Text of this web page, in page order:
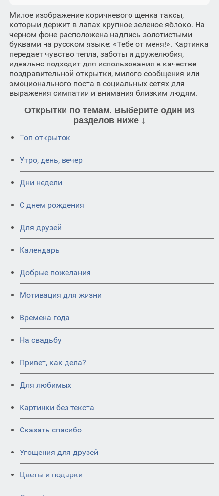
Милое изображение коричневого щенка таксы,
который держит в лапах крупное зеленое яблоко. На
черном фоне расположена надпись золотистыми
буквами на русском языке: «Тебе от меня!». Картинка
передает чувство тепла, заботы и дружелюбия,
идеально подходит для использования в качестве
поздравительной открытки, милого сообщения или
эмоционального поста в социальных сетях для
выражения симпатии и внимания близким людям.
Открытки по темам. Выберите один из
разделов ниже ↓
Топ открыток
Утро, день, вечер
Дни недели
C днем рождения
Для друзей
Календарь
Добрые пожелания
Мотивация для жизни
Времена года
На свадьбу
Привет, как дела?
Для любимых
Картинки без текста
Сказать спасибо
Угощения для друзей
Цветы и подарки